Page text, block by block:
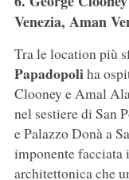
Venezia, Aman
Tra le location più
Papadopoliha
Clooney e Amal
nel sestiere di San
e Palazzo Donà a
imponente facciata
architettonica che